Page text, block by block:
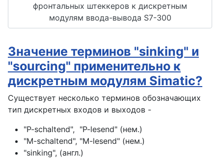
фронтальных штеккеров к дискретным
модулям ввода-вывода S7-300
Значение терминов "sinking" и
"sourcing" применительно к
дискретным модулям Simatic?
Существует несколько терминов обозначающих
тип дискретных входов и выходов -
"P-schaltend", "P-lesend" (нем.)
"M-schaltend", "M-lesend" (нем.)
"sinking", (англ.)